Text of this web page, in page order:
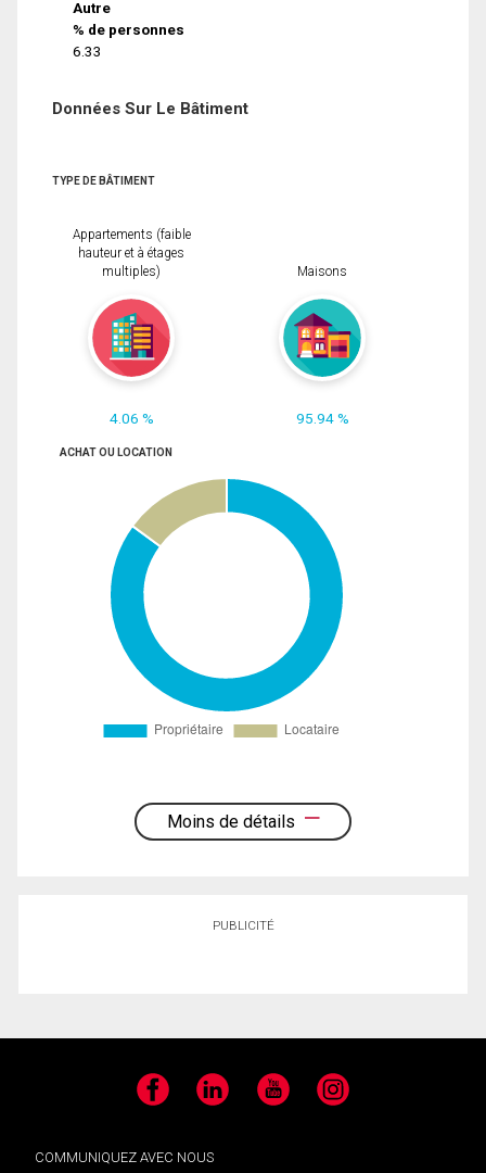
Autre
% de personnes
6.33
Données Sur Le Bâtiment
TYPE DE BÂTIMENT
Appartements (faible
hauteur et à étages
multiples)
4.06 %
Maisons
95.94 %
ACHAT OU LOCATION
Moins de détails
PUBLICITÉ
Facebook LinkedIn YouTube Instagram
COMMUNIQUEZ AVEC NOUS